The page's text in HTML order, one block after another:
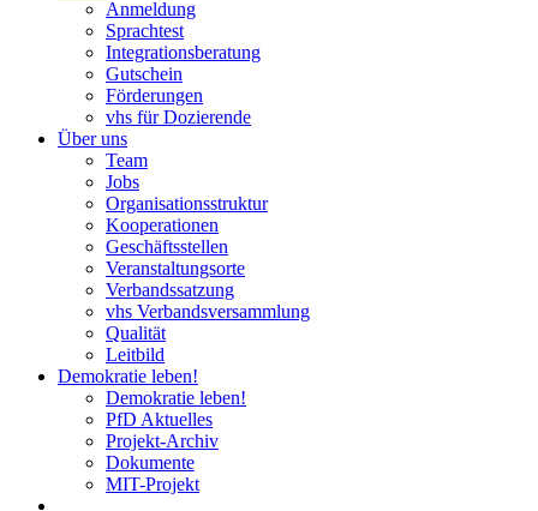
Anmeldung
Sprachtest
Integrationsberatung
Gutschein
Förderungen
vhs für Dozierende
Über uns
Team
Jobs
Organisationsstruktur
Kooperationen
Geschäftsstellen
Veranstaltungsorte
Verbandssatzung
vhs Verbandsversammlung
Qualität
Leitbild
Demokratie leben!
Demokratie leben!
PfD Aktuelles
Projekt-Archiv
Dokumente
MIT-Projekt